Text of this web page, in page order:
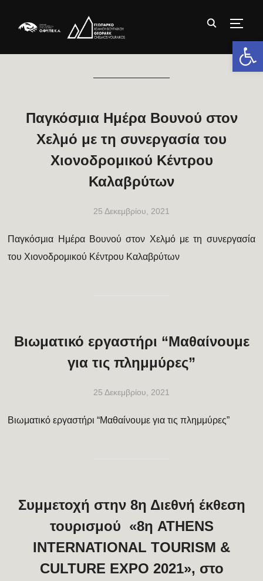
Παγκόσμια Ημέρα Βουνού στον
Χελμό με τη συνεργασία του
Χιονοδρομικού Κέντρου
Καλαβρύτων
25 Δεκεμβρίου, 2021
Παγκόσμια Ημέρα Βουνού στον Χελμό με τη συνεργασία
του Χιονοδρομικού Κέντρου Καλαβρύτων
Βιωματικό εργαστήρι “Μαθαίνουμε
για τις πλημμύρες”
25 Δεκεμβρίου, 2021
Βιωματικό εργαστήρι “Μαθαίνουμε για τις πλημμύρες”
Συμμετοχή στην 8η Διεθνή έκθεση
τουρισμού «8η ATHENS
INTERNATIONAL TOURISM &
CULTURE EXPO 2021», στο